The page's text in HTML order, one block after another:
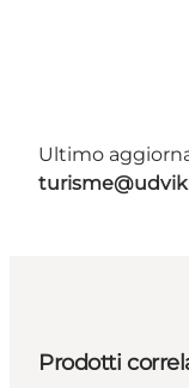
Ultimo
Prodotti